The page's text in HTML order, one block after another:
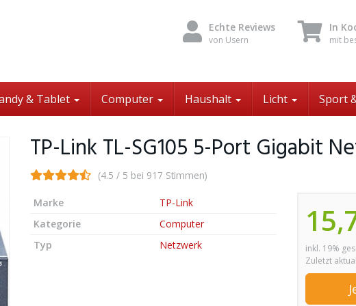
Echte Reviews
von Usern
In
mit
& Tablet Computer Haushalt Licht Sport
TP-Link TL-SG105 5-Port Gigabit
(4.5 / 5 bei 917 Stimmen)
inkl. 19%
Zuletzt
Marke
TP-Link
Kategorie
Computer
Typ
Netzwerk